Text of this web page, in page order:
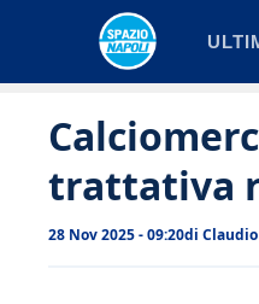
trattativa
28 Nov 2025 - 09:20di